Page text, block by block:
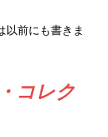
前にも書きま
コレク